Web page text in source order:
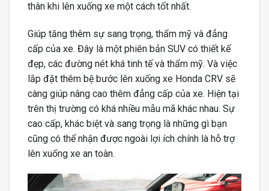
thân khi lên xuống xe một cách tốt nhất.
Giúp tăng thêm sự sang trọng, thẩm mỹ và đẳng
cấp của xe. Đây là một phiên bản SUV có thiết kế
đẹp, các đường nét khá tinh tế và thẩm mỹ. Và việc
lắp đặt thêm bệ bước lên xuống xe Honda CRV sẽ
càng giúp nâng cao thêm đẳng cấp của xe. Hiện tại
trên thị trường có khá nhiều mẫu mã khác nhau. Sự
cao cấp, khác biệt và sang trọng là những gì bạn
cũng có thể nhận được ngoài lợi ích chính là hỗ trợ
lên xuống xe an toàn.